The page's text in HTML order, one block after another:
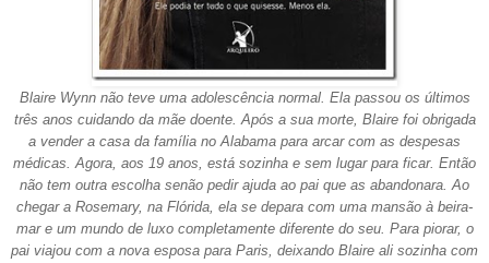
Blaire Wynn não teve uma adolescência normal. Ela passou os últimos
três anos cuidando da mãe doente. Após a sua morte, Blaire foi obrigada
a vender a casa da família no Alabama para arcar com as despesas
médicas. Agora, aos 19 anos, está sozinha e sem lugar para ficar. Então
não tem outra escolha senão pedir ajuda ao pai que as abandonara. Ao
chegar a Rosemary, na Flórida, ela se depara com uma mansão à beira-
mar e um mundo de luxo completamente diferente do seu. Para piorar, o
pai viajou com a nova esposa para Paris, deixando Blaire ali sozinha com